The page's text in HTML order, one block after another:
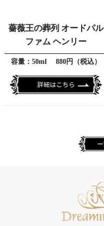
薔薇王の葬列 オードパル
ファム ヘンリー
容量：50ml 880円（税込）